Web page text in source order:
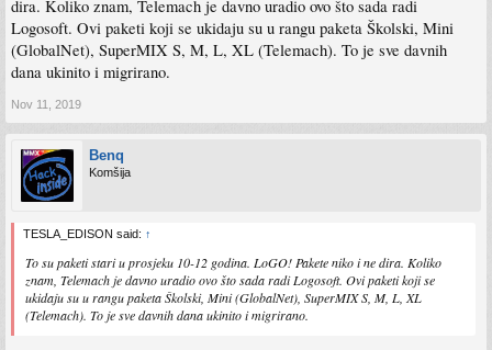
dira. Koliko znam, Telemach je davno uradio ovo što sada radi
Logosoft. Ovi paketi koji se ukidaju su u rangu paketa Školski, Mini
(GlobalNet), SuperMIX S, M, L, XL (Telemach). To je sve davnih
dana ukinito i migrirano.
Nov 11, 2019
Benq
Komšija
TESLA_EDISON said: ↑
To su paketi stari u prosjeku 10-12 godina. LoGO! Pakete niko i ne dira. Koliko
znam, Telemach je davno uradio ovo što sada radi Logosoft. Ovi paketi koji se
ukidaju su u rangu paketa Školski, Mini (GlobalNet), SuperMIX S, M, L, XL
(Telemach). To je sve davnih dana ukinito i migrirano.